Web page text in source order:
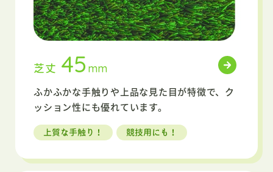
芝丈 45 mm
ふかふかな手触りや上品な見た目が特徴で、 ク
ッション性にも優れています。
上質な手触り！ 競技用にも！